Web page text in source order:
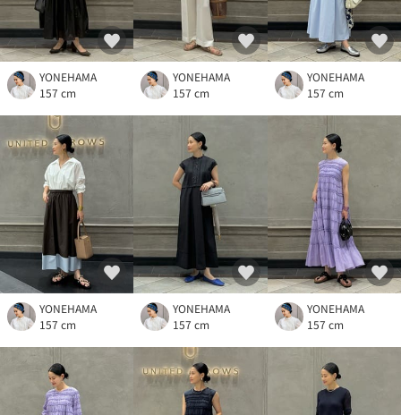
YONEHAMA
157 cm
YONEHAMA
157 cm
YONEHAMA
157 cm
YONEHAMA
157 cm
YONEHAMA
157 cm
YONEHAMA
157 cm